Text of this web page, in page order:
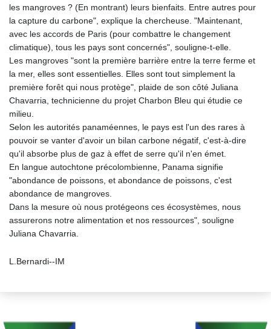
les mangroves ? (En montrant) leurs bienfaits. Entre autres pour
la capture du carbone", explique la chercheuse. "Maintenant,
avec les accords de Paris (pour combattre le changement
climatique), tous les pays sont concernés", souligne-t-elle.
Les mangroves "sont la première barrière entre la terre ferme et
la mer, elles sont essentielles. Elles sont tout simplement la
première forêt qui nous protège", plaide de son côté Juliana
Chavarria, technicienne du projet Charbon Bleu qui étudie ce
milieu.
Selon les autorités panaméennes, le pays est l'un des rares à
pouvoir se vanter d'avoir un bilan carbone négatif, c'est-à-dire
qu'il absorbe plus de gaz à effet de serre qu'il n'en émet.
En langue autochtone précolombienne, Panama signifie
"abondance de poissons, et abondance de poissons, c'est
abondance de mangroves.
Dans la mesure où nous protégeons ces écosystèmes, nous
assurerons notre alimentation et nos ressources", souligne
Juliana Chavarria.
L.Bernardi--IM